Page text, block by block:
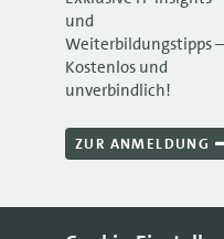
und
Weiterbildungstipps –
Kostenlos und
unverbindlich!
ZUR ANMELDUNG